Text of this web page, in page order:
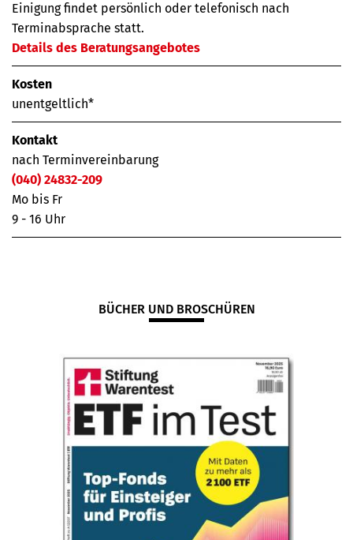
Einigung findet persönlich oder telefonisch nach
Terminabsprache statt.
Details des Beratungsangebotes
Kosten
unentgeltlich*
Kontakt
nach Terminvereinbarung
(040) 24832-209
Mo bis Fr
9 - 16 Uhr
BÜCHER UND BROSCHÜREN